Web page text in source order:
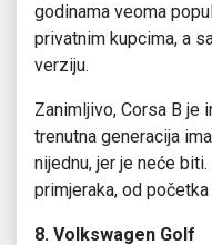
godinama veoma
privatnim kupcima, a
verziju.
Zanimljivo, Corsa B je
trenutna generacija
nijednu, jer je neće
primjeraka, od
8. Volkswagen Golf